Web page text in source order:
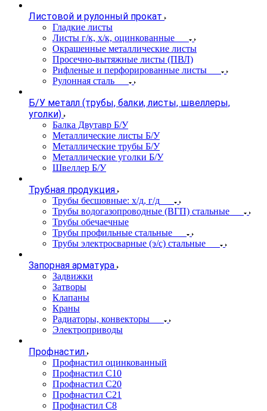
Листовой и рулонный прокат
Гладкие листы
Листы г/к, х/к, оцинкованные
Окрашенные металлические листы
Просечно-вытяжные листы (ПВЛ)
Рифленые и перфорированные листы
Рулонная сталь
Б/У металл (трубы, балки, листы, швеллеры,
уголки)
Балка Двутавр Б/У
Металлические листы Б/У
Металлические трубы Б/У
Металлические уголки Б/У
Швеллер Б/У
Трубная продукция
Трубы бесшовные: х/д, г/д
Трубы водогазопроводные (ВГП) стальные
Трубы обечаечные
Трубы профильные стальные
Трубы электросварные (э/с) стальные
Запорная арматура
Задвижки
Затворы
Клапаны
Краны
Радиаторы, конвекторы
Электроприводы
Профнастил
Профнастил оцинкованный
Профнастил С10
Профнастил С20
Профнастил С21
Профнастил С8